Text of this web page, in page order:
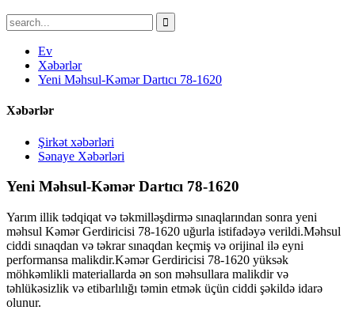
Ev
Xəbərlər
Yeni Məhsul-Kəmər Dartıcı 78-1620
Xəbərlər
Şirkət xəbərləri
Sənaye Xəbərləri
Yeni Məhsul-Kəmər Dartıcı 78-1620
Yarım illik tədqiqat və təkmilləşdirmə sınaqlarından sonra yeni
məhsul Kəmər Gerdiricisi 78-1620 uğurla istifadəyə verildi.Məhsul
ciddi sınaqdan və təkrar sınaqdan keçmiş və orijinal ilə eyni
performansa malikdir.Kəmər Gerdiricisi 78-1620 yüksək
möhkəmlikli materiallarda ən son məhsullara malikdir və
təhlükəsizlik və etibarlılığı təmin etmək üçün ciddi şəkildə idarə
olunur.